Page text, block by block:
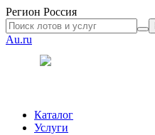
Регион Россия
Au.ru
Каталог
Услуги